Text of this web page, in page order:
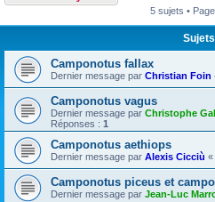
5 sujets • Page
Sujets
Camponotus fallax
Dernier message par Christian Foin
Camponotus vagus
Dernier message par Christophe
Réponses : 1
Camponotus aethiops
Dernier message par Alexis Cicciù «
Camponotus piceus et
Dernier message par Jean-Luc